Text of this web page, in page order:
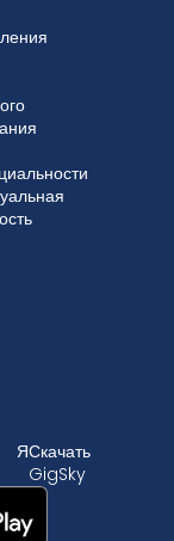
ЯСкачать
GigSky